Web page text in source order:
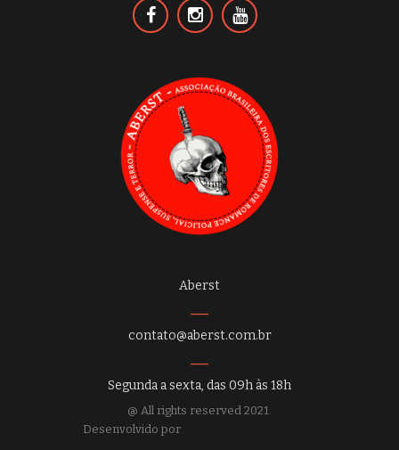
Aberst
contato@aberst.com.br
Segunda a sexta, das 09h às 18h
@ All rights reserved 2021.
Desenvolvido por